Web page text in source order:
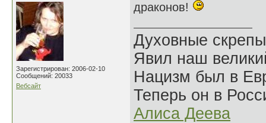
Зарегистрирован: 2006-02-10
Сообщений: 20033
Вебсайт
драконов!
Духовные
Явил наш
Нацизм был в
Теперь он в
Алиса Деева